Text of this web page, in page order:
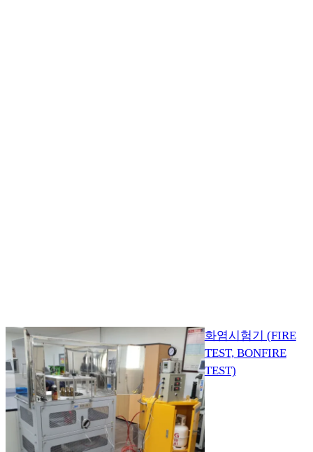
화염시험기 (FIRE
TEST, BONFIRE
TEST)